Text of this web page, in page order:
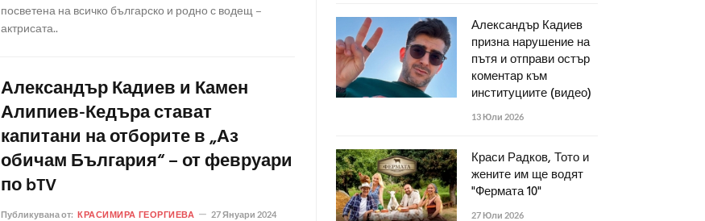
посветена на всичко българско и родно с водещ –
актрисата..
Александър Кадиев и Камен
Алипиев-Кедъра стават
капитани на отборите в „Аз
обичам България“ – от февруари
по bTV
Публикувана от: КРАСИМИРА ГЕОРГИЕВА 27 Януари 2024
Александър Кадиев
призна нарушение на
пътя и отправи остър
коментар към
институциите (видео)
13 Юли 2026
Краси Радков, Тото и
жените им ще водят
"Фермата 10"
27 Юли 2026